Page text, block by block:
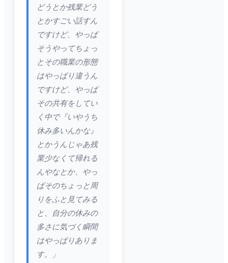
どうとか残業どう
とかすごい話すん
ですけど、やっぱ
そうやってちょっ
とその職業の形態
はやっぱり違うん
ですけど、やっぱ
その共有をしてい
く中で『いやうち
休み多いんかな』
とかうんじゃあ残
業少なくて帰れる
んやなとか、やっ
ぱそのちょっと周
りをふと見てみる
と、自分の休みの
多さに気づく瞬間
はやっぱりありま
す。」